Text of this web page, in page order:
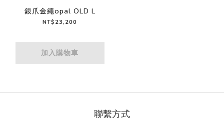
銀爪金繩opal OLD L
NT$23,200
加入購物車
聯繫方式